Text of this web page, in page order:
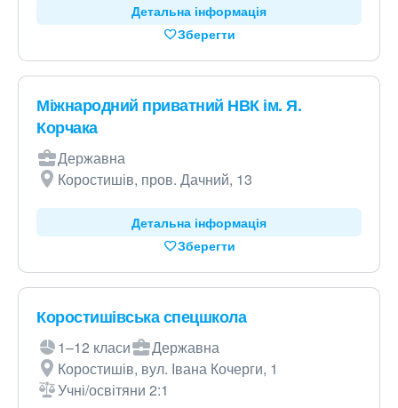
Детальна інформація
Зберегти
Міжнародний приватний НВК ім. Я.
Корчака
Державна
Коростишів, пров. Дачний, 13
Детальна інформація
Зберегти
Коростишівська спецшкола
1–12 класи
Державна
Коростишів, вул. Івана Кочерги, 1
Учні/освітяни 2:1